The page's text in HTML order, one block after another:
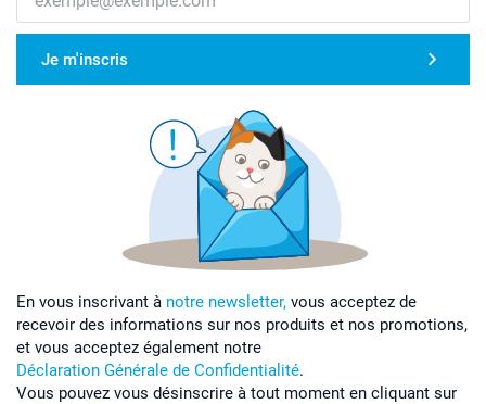
Je m'inscris
En vous inscrivant à notre newsletter, vous acceptez de
recevoir des informations sur nos produits et nos promotions,
et vous acceptez également notre
Déclaration Générale de Confidentialité.
Vous pouvez vous désinscrire à tout moment en cliquant sur